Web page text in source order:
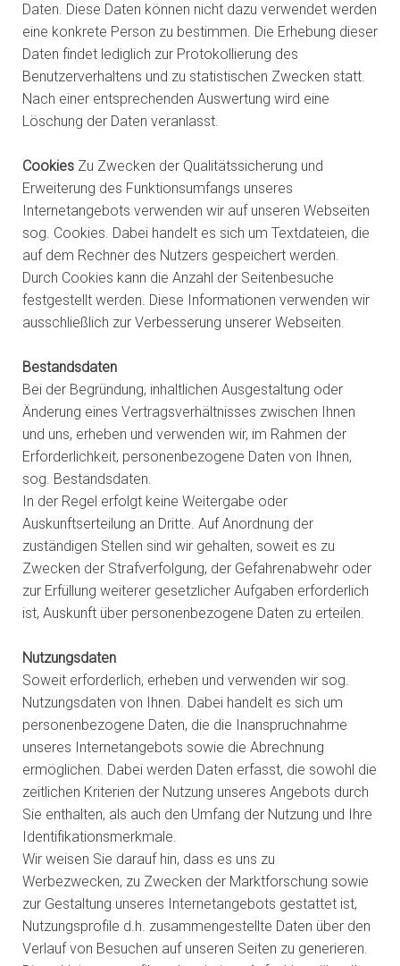
Daten. Diese Daten können nicht dazu verwendet werden
eine konkrete Person zu bestimmen. Die Erhebung dieser
Daten findet lediglich zur Protokollierung des
Benutzerverhaltens und zu statistischen Zwecken statt.
Nach einer entsprechenden Auswertung wird eine
Löschung der Daten veranlasst.
Cookies Zu Zwecken der Qualitätssicherung und
Erweiterung des Funktionsumfangs unseres
Internetangebots verwenden wir auf unseren Webseiten
sog. Cookies. Dabei handelt es sich um Textdateien, die
auf dem Rechner des Nutzers gespeichert werden.
Durch Cookies kann die Anzahl der Seitenbesuche
festgestellt werden. Diese Informationen verwenden wir
ausschließlich zur Verbesserung unserer Webseiten.
Bestandsdaten
Bei der Begründung, inhaltlichen Ausgestaltung oder
Änderung eines Vertragsverhältnisses zwischen Ihnen
und uns, erheben und verwenden wir, im Rahmen der
Erforderlichkeit, personenbezogene Daten von Ihnen,
sog. Bestandsdaten.
In der Regel erfolgt keine Weitergabe oder
Auskunftserteilung an Dritte. Auf Anordnung der
zuständigen Stellen sind wir gehalten, soweit es zu
Zwecken der Strafverfolgung, der Gefahrenabwehr oder
zur Erfüllung weiterer gesetzlicher Aufgaben erforderlich
ist, Auskunft über personenbezogene Daten zu erteilen.
Nutzungsdaten
Soweit erforderlich, erheben und verwenden wir sog.
Nutzungsdaten von Ihnen. Dabei handelt es sich um
personenbezogene Daten, die die Inanspruchnahme
unseres Internetangebots sowie die Abrechnung
ermöglichen. Dabei werden Daten erfasst, die sowohl die
zeitlichen Kriterien der Nutzung unseres Angebots durch
Sie enthalten, als auch den Umfang der Nutzung und Ihre
Identifikationsmerkmale.
Wir weisen Sie darauf hin, dass es uns zu
Werbezwecken, zu Zwecken der Marktforschung sowie
zur Gestaltung unseres Internetangebots gestattet ist,
Nutzungsprofile d.h. zusammengestellte Daten über den
Verlauf von Besuchen auf unseren Seiten zu generieren.